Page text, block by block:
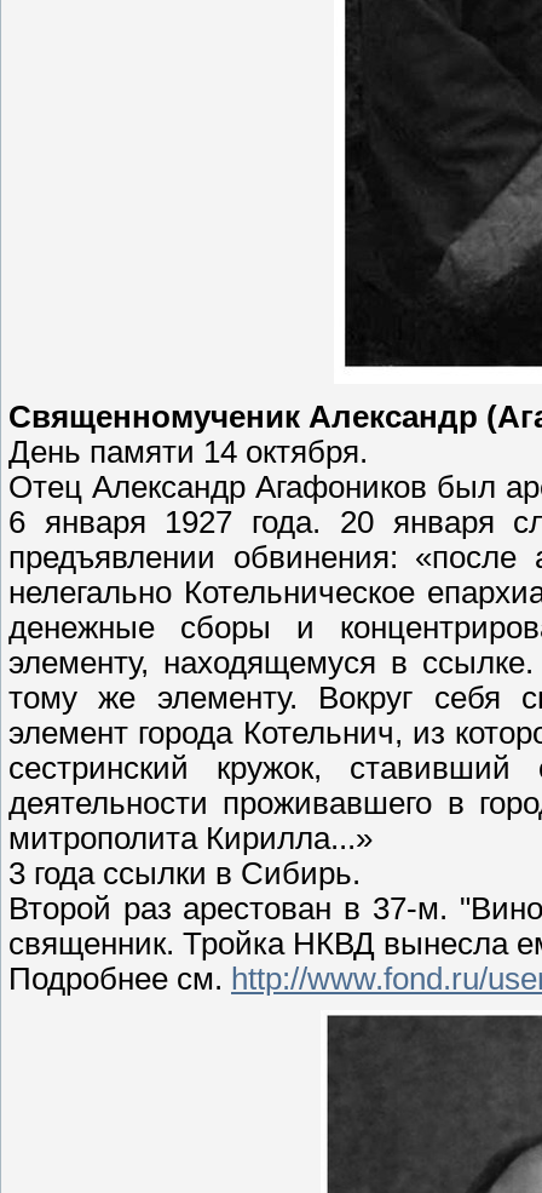
Священномученик Александр
День памяти 14 октября.
Отец Александр Агафоников был
6 января 1927 года. 20 января
предъявлении обвинения: «после
нелегально Котельническое
денежные сборы и
элементу, находящемуся в
тому же элементу. Вокруг себя
элемент города Котельнич, из
сестринский кружок, ставивший
деятельности проживавшего в
митрополита Кирилла...»
3 года ссылки в Сибирь.
Второй раз арестован в 37-м.
священник. Тройка НКВД вынесла
Подробнее см. http://www.fond.ru/